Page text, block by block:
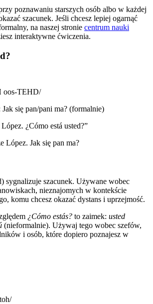
poznawaniu starszych osób albo w każdej
szacunek. Jeśli chcesz lepiej ogarnąć
na naszej stronie centrum nauki
interaktywne ćwiczenia.
oos-TEHD/
Jak się pan/pani ma? (formalnie)
¿Cómo está usted?”
López. Jak się pan ma?
sygnalizuje szacunek. Używane wobec
nieznajomych w kontekście
komu chcesz okazać dystans i uprzejmość.
¿Cómo estás? to zaimek: usted
(nieformalnie). Używaj tego wobec szefów,
i osób, które dopiero poznajesz w
/